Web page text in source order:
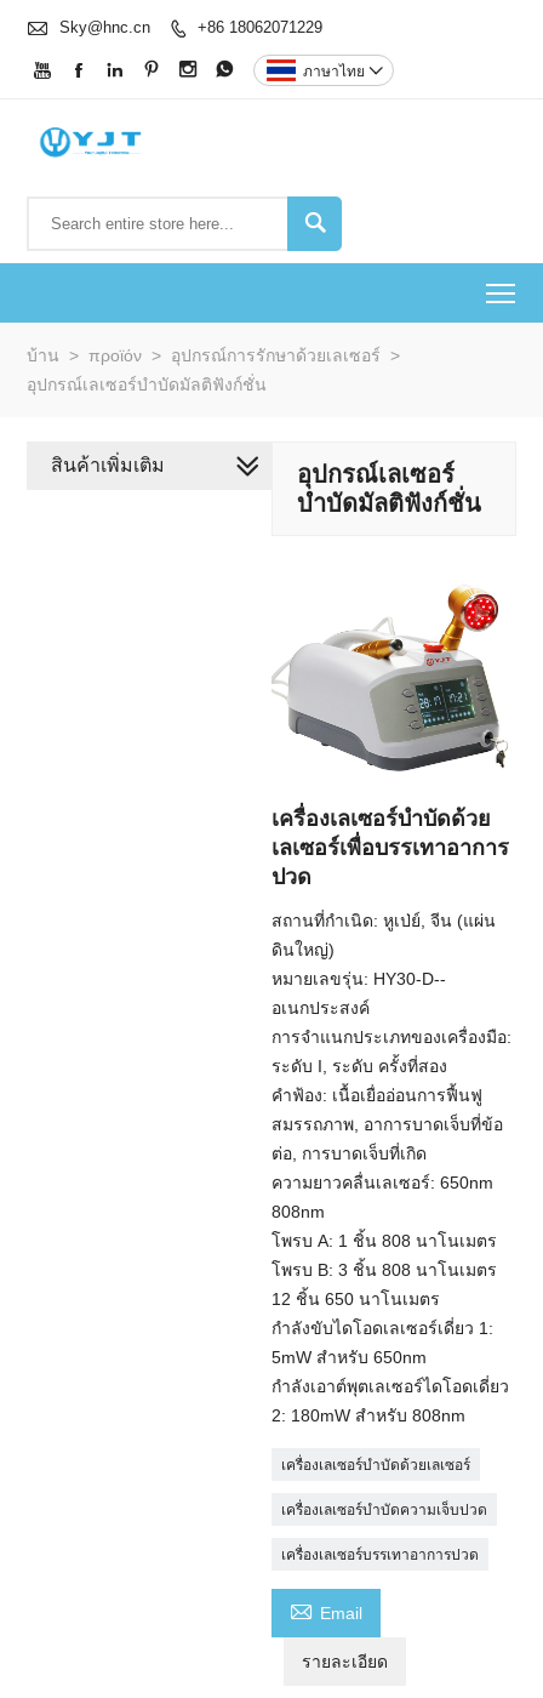
 Sky@hnc.cn  +86 18062071229
      ภาษาไทย 

บ้าน > προϊόν > อุปกรณ์การรักษาด้วยเลเซอร์ >
อุปกรณ์เลเซอร์บำบัดมัลติฟังก์ชั่น
อุปกรณ์เลเซอร์
บำบัดมัลติฟังก์ชั่น
เครื่องเลเซอร์บำบัดด้วย
เลเซอร์เพื่อบรรเทาอาการ
ปวด
สถานที่กำเนิด: หูเป่ย์, จีน (แผ่น
ดินใหญ่)
หมายเลขรุ่น: HY30-D--
อเนกประสงค์
การจำแนกประเภทของเครื่องมือ:
ระดับ I, ระดับ ครั้งที่สอง
คำฟ้อง: เนื้อเยื่ออ่อนการฟื้นฟู
สมรรถภาพ, อาการบาดเจ็บที่ข้อ
ต่อ, การบาดเจ็บที่เกิด
ความยาวคลื่นเลเซอร์: 650nm
808nm
โพรบ A: 1 ชิ้น 808 นาโนเมตร
โพรบ B: 3 ชิ้น 808 นาโนเมตร
12 ชิ้น 650 นาโนเมตร
กำลังขับไดโอดเลเซอร์เดี่ยว 1:
5mW สำหรับ 650nm
กำลังเอาต์พุตเลเซอร์ไดโอดเดี่ยว
2: 180mW สำหรับ 808nm
เครื่องเลเซอร์บำบัดด้วยเลเซอร์
เครื่องเลเซอร์บำบัดความเจ็บปวด
เครื่องเลเซอร์บรรเทาอาการปวด
 Email
รายละเอียด
สินค้าเพิ่มเติม